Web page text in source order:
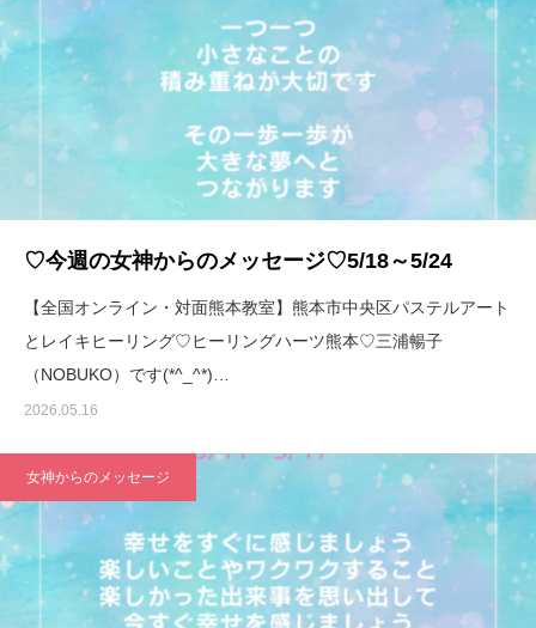
♡今週の女神からのメッセージ♡5/18～5/24
【全国オンライン・対面熊本教室】熊本市中央区パステルアート
とレイキヒーリング♡ヒーリングハーツ熊本♡三浦暢子
（NOBUKO）です(*^_^*)…
2026.05.16
女神からのメッセージ